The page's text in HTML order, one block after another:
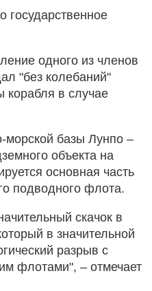
государственное
одного из членов
"без колебаний"
корабля в случае
морской базы Лунпо –
объекта на
основная часть
подводного флота.
скачок в
в значительной
разрыв с
флотами", – отмечает